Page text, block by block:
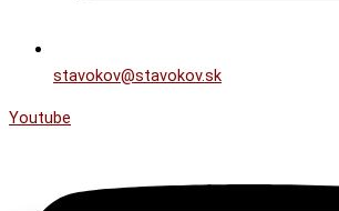
stavokov@stavokov.sk
Youtube